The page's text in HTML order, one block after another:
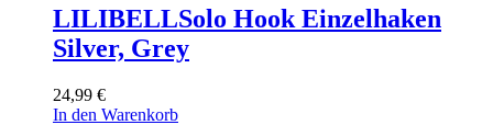
LILIBELLSolo Hook Einzelhaken
Silver, Grey
24,99 €
In den Warenkorb